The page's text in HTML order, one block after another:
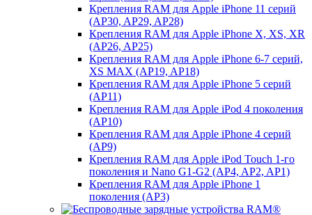
Крепления RAM для Apple iPhone 11 серий
(AP30, AP29, AP28)
Крепления RAM для Apple iPhone X, XS, XR
(AP26, AP25)
Крепления RAM для Apple iPhone 6-7 серий,
XS MAX (AP19, AP18)
Крепления RAM для Apple iPhone 5 серий
(AP11)
Крепления RAM для Apple iPod 4 поколения
(AP10)
Крепления RAM для Apple iPhone 4 серий
(AP9)
Крепления RAM для Apple iPod Touch 1-го
поколения и Nano G1-G2 (AP4, AP2, AP1)
Крепления RAM для Apple iPhone 1
поколения (AP3)